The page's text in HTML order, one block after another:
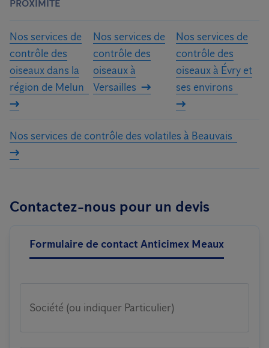
PROXIMITÉ
Nos services de
contrôle des
oiseaux dans la
région de Melun
Nos services de
contrôle des
oiseaux à
Versailles
Nos services de
contrôle des
oiseaux à Évry et
ses environs
Nos services de contrôle des volatiles à Beauvais
Contactez-nous pour un devis
Formulaire de contact Anticimex Meaux
Société (ou indiquer Particulier)